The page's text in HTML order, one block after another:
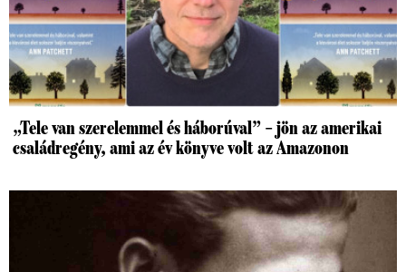
„Tele van szerelemmel és háborúval” – jön az amerikai
családregény, ami az év könyve volt az Amazonon